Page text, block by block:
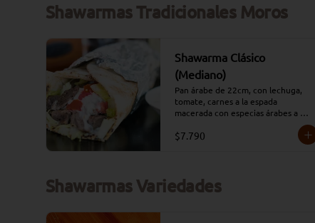
Shawarmas Tradicionales Moros
Shawarma Clásico
(Mediano)
Pan árabe de 22cm, con lechuga,
tomate, carnes a la espada
macerada con especias árabes a
tradicional Moros y perejil.
$7.790
Shawarmas Variedades